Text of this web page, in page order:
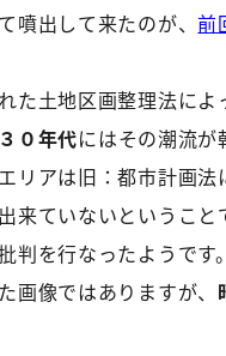
噴出して来たのが、前
た土地区画整理法に
０年代にはその潮流が
リアは旧：都市計画
来ていないというこ
判を行なったようです。
画像ではありますが、